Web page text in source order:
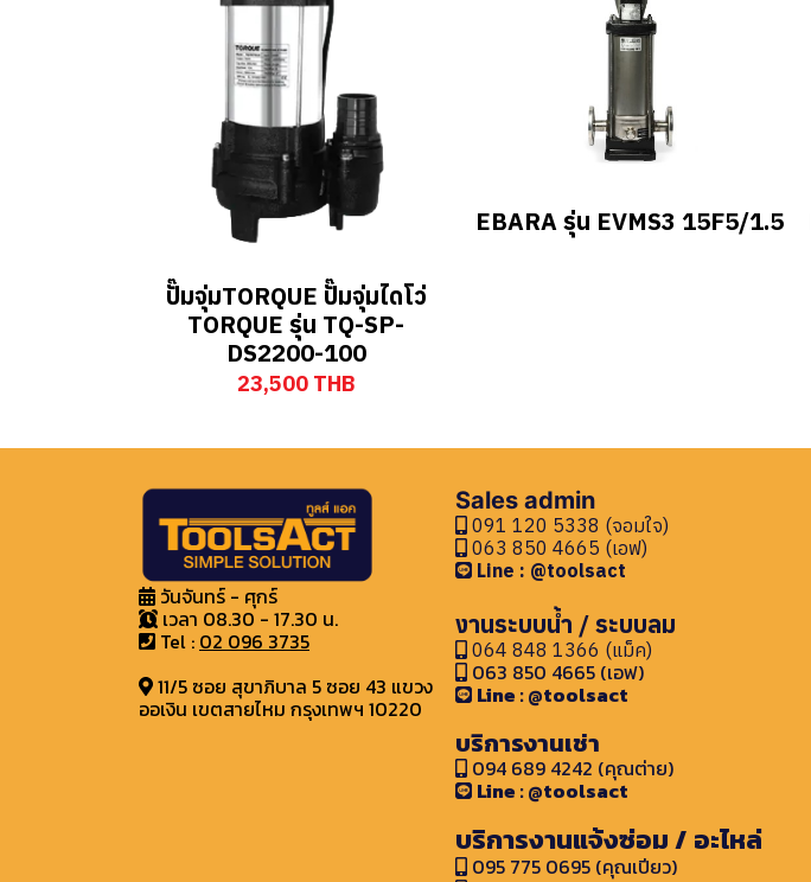
ปั๊มจุ่มTORQUE ปั๊มจุ่มไดโว่
TORQUE รุ่น TQ-SP-
DS2200-100
23,500 THB
EBARA รุ่น EVMS3 15F5/1.5
วันจันทร์ - ศุกร์
เวลา 08.30 - 17.30 น.
Tel : 02 096 3735
11/5 ซอย สุขาภิบาล 5 ซอย 43 แขวง
ออเงิน เขตสายไหม กรุงเทพฯ 10220
Sales admin
091 120 5338 (จอมใจ)
063 850 4665 (เอฟ)
Line : @toolsact
งานระบบน้ำ / ระบบลม
064 848 1366 (แม็ค)
063 850 4665 (เอฟ)
Line : @toolsact
บริการงานเช่า
094 689 4242 (คุณต่าย)
Line : @toolsact
บริการงานแจ้งซ่อม / อะไหล่
095 775 0695 (คุณเปียว)